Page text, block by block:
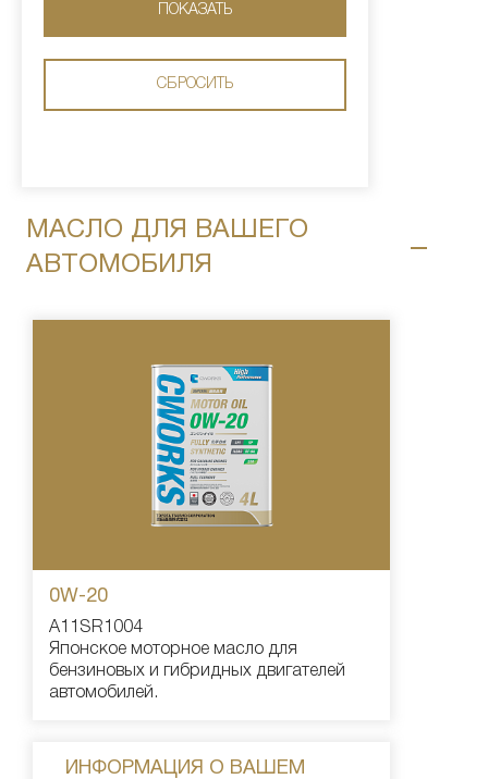
МАСЛО ДЛЯ ВАШЕГО
АВТОМОБИЛЯ
0W-20
A11SR1004
Японское моторное масло для
бензиновых и гибридных двигателей
автомобилей.
ИНФОРМАЦИЯ О ВАШЕМ